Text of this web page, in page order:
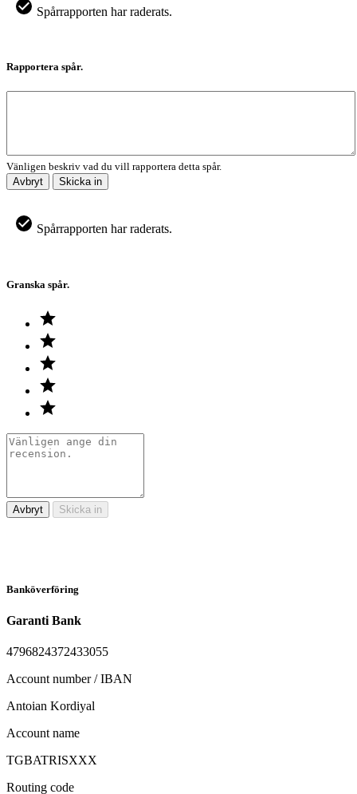
Spårrapporten har raderats.
Rapportera spår.
Vänligen beskriv vad du vill rapportera detta spår.
Avbryt
Skicka in
Spårrapporten har raderats.
Granska spår.
Avbryt Skicka in
Banköverföring
Garanti Bank
4796824372433055
Account number / IBAN
Antoian Kordiyal
Account name
TGBATRISXXX
Routing code